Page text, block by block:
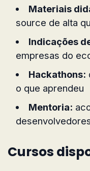
Materiais
source de alta
Indicações
empresas do
Hackathons:
o que aprendeu
Mentoria:
Cursos